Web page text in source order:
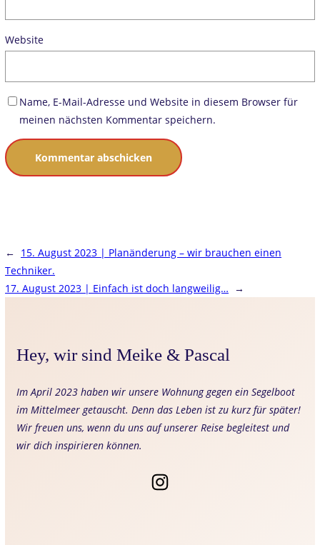
Website
Name, E-Mail-Adresse und Website in diesem Browser für
meinen nächsten Kommentar speichern.
← 15. August 2023 | Planänderung – wir brauchen einen
Techniker.
17. August 2023 | Einfach ist doch langweilig… →
Hey, wir sind Meike & Pascal
Im April 2023 haben wir unsere Wohnung gegen ein Segelboot
im Mittelmeer getauscht. Denn das Leben ist zu kurz für später!
Wir freuen uns, wenn du uns auf unserer Reise begleitest und
wir dich inspirieren können.